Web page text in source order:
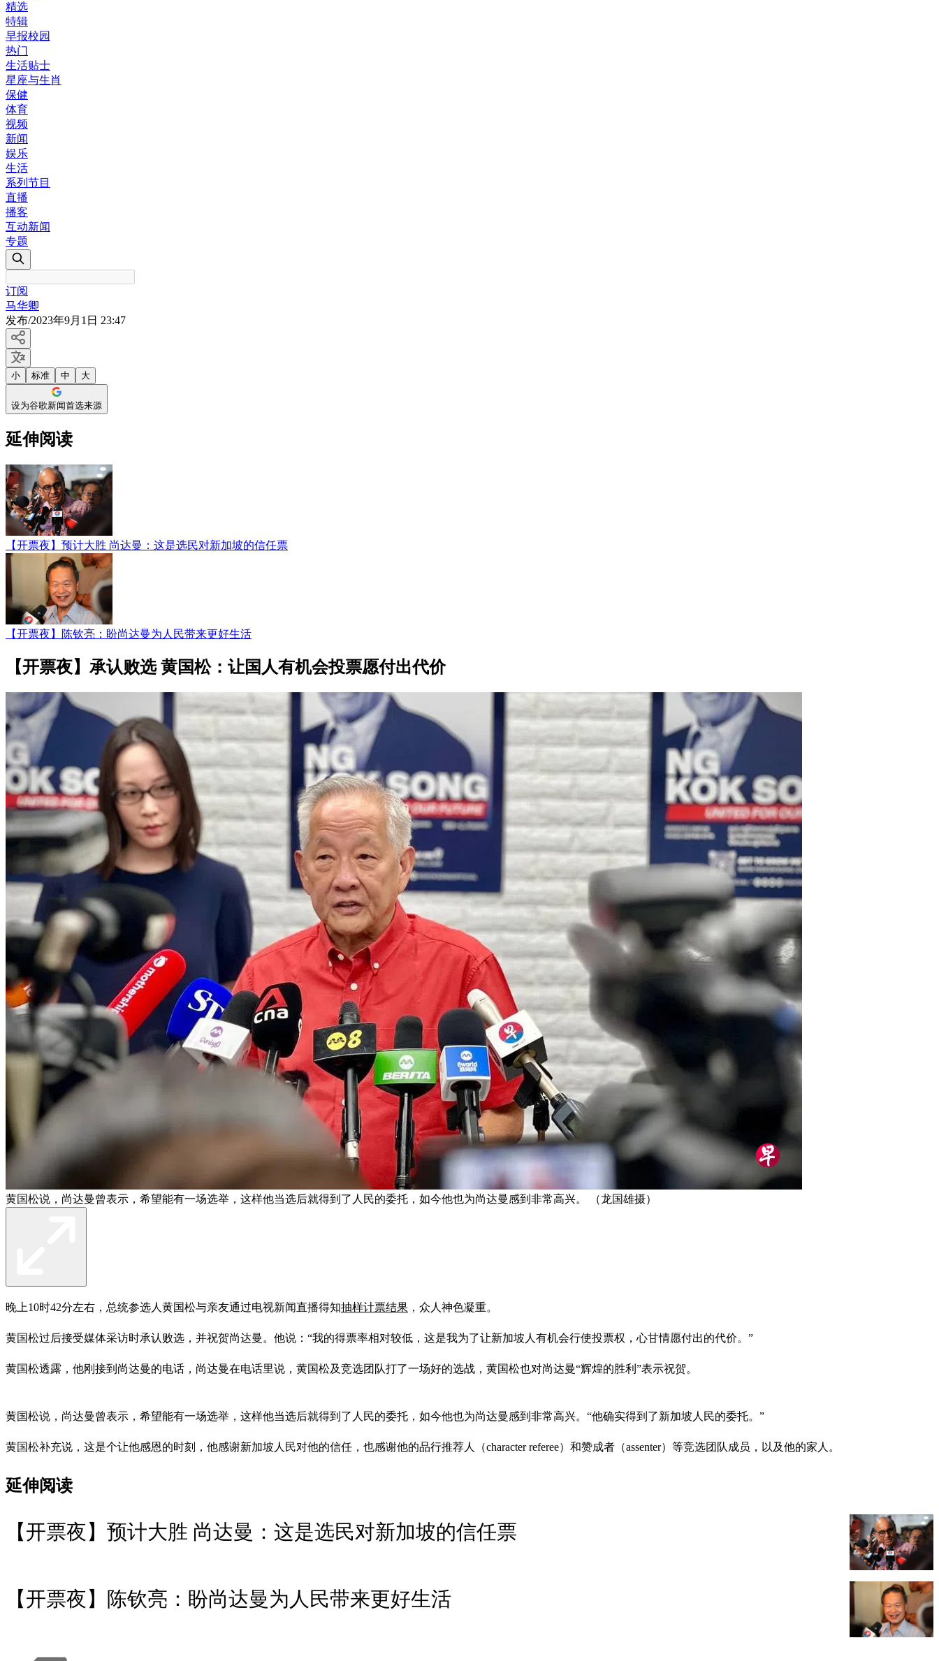
精选
特辑
早报校园
热门
生活贴士
星座与生肖
保健
体育
视频
新闻
娱乐
生活
系列节目
直播
播客
互动新闻
专题
订阅
马华卿
发布/2023年9月1日 23:47
小 标准 中 大
设为谷歌新闻首选来源
延伸阅读
【开票夜】预计大胜 尚达曼：这是选民对新加坡的信任票
【开票夜】陈钦亮：盼尚达曼为人民带来更好生活
【开票夜】承认败选 黄国松：让国人有机会投票愿付出代价
黄国松说，尚达曼曾表示，希望能有一场选举，这样他当选后就得到了人民的委托，如今他也为尚达曼感到非常高兴。 （龙国雄摄）
晚上10时42分左右，总统参选人黄国松与亲友通过电视新闻直播得知抽样计票结果 ，众人神色凝重。
黄国松过后接受媒体采访时承认败选，并祝贺尚达曼。他说：“我的得票率相对较低，这是我为了让新加坡人有机会行使投票权，心甘情愿付出的代价。”
黄国松透露，他刚接到尚达曼的电话，尚达曼在电话里说，黄国松及竞选团队打了一场好的选战，黄国松也对尚达曼“辉煌的胜利”表示祝贺。
黄国松说，尚达曼曾表示，希望能有一场选举，这样他当选后就得到了人民的委托，如今他也为尚达曼感到非常高兴。“他确实得到了新加坡人民的委托。”
黄国松补充说，这是个让他感恩的时刻，他感谢新加坡人民对他的信任，也感谢他的品行推荐人（character referee）和赞成者（assenter）等竞选团队成员，以及他的家人。
延伸阅读
【开票夜】预计大胜 尚达曼：这是选民对新加坡的信任票
【开票夜】陈钦亮：盼尚达曼为人民带来更好生活